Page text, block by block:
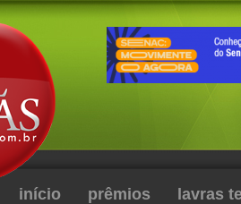
início prêmios lavras